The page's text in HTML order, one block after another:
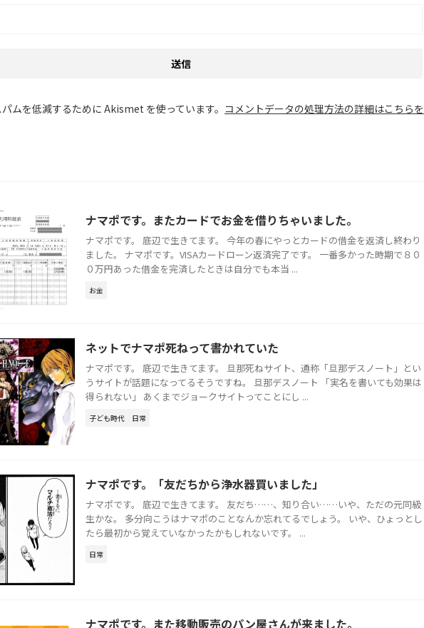
ムを低減するために Akismet を使っています。 コメントデータの処理方法の詳細はこちらを
ナマポです。またカードでお金を借りちゃいました。
ナマポです。 底辺で生きてます。 今年の春にやっとカードの借金を返済し終わり
ました。 ナマポです。VISAカードローン返済完了です。 一番多かった時期で８０
０万円あった借金を完済したときは自分でも本当 ...
お金
ネットでナマポ死ねって書かれていた
ナマポです。 底辺で生きてます。 旦那死ねサイト、通称「旦那デスノート」とい
うサイトが話題になってるそうですね。 旦那デスノート 「実名を書いても効果は
得られない」 あくまでジョークサイトってことにし ...
子ども時代 日常
ナマポです。「友だちから浄水器買いました」
ナマポです。 底辺で生きてます。 友だち……、知り合い……いや、ただの元同級
生かな。 多分向こうはナマポのことなんか忘れてるでしょう。 いや、ひょっとし
たら最初から覚えていなかったかもしれないです。 ...
日常
ナマポです。また移動販売のパン屋さんが来ました。